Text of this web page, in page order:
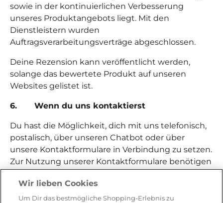
sowie in der kontinuierlichen Verbesserung
unseres Produktangebots liegt. Mit den
Dienstleistern wurden
Auftragsverarbeitungsverträge abgeschlossen.
Deine Rezension kann veröffentlicht werden,
solange das bewertete Produkt auf unseren
Websites gelistet ist.
6. Wenn du uns kontaktierst
Du hast die Möglichkeit, dich mit uns telefonisch,
postalisch, über unseren Chatbot oder über
unsere Kontaktformulare in Verbindung zu setzen.
Zur Nutzung unserer Kontaktformulare benötigen
markierten Daten. Bei einer Kontaktanfrage kann
es sein, dass wir zum Abgleich deiner Daten eine
Wir lieben Cookies
Um Dir das bestmögliche Shopping-Erlebnis zu